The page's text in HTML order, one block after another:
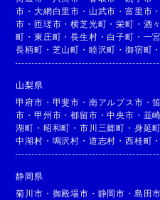
市 ・大網白里市 ・ 山武市 ・富里市
市 ・匝瑳市 ・横芝光町 ・栄町 ・ 酒
町 ・東庄町 ・長生村 ・ 白子町 ・ 一
長柄町 ・ 芝山町 ・ 睦沢町 ・御宿町
山梨県
甲府市 ・ 甲斐市 ・ 南アルプス市 ・
市 ・甲州市 ・都留市 ・中央市 ・ 韮
湖町 ・ 昭和町 ・市川三郷町 ・ 身延町
中湖村 ・ 鳴沢村 ・ 道志村 ・西桂町
静岡県
菊川市 ・ 御殿場市 ・ 静岡市 ・ 島田市